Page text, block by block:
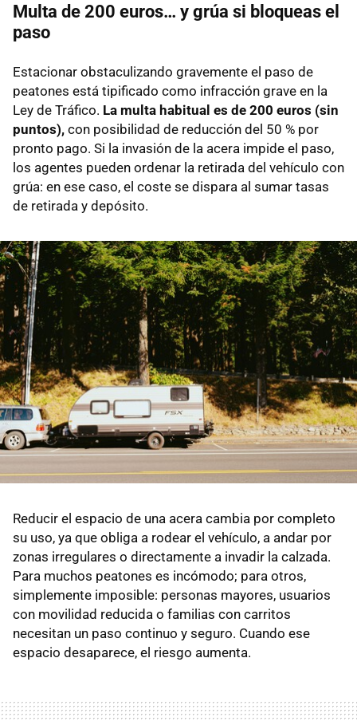
Multa de 200 euros… y grúa si bloqueas el
paso
Estacionar obstaculizando gravemente el paso de
peatones está tipificado como infracción grave en la
Ley de Tráfico. La multa habitual es de 200 euros (sin
puntos), con posibilidad de reducción del 50 % por
pronto pago. Si la invasión de la acera impide el paso,
los agentes pueden ordenar la retirada del vehículo con
grúa: en ese caso, el coste se dispara al sumar tasas
de retirada y depósito.
Reducir el espacio de una acera cambia por completo
su uso, ya que obliga a rodear el vehículo, a andar por
zonas irregulares o directamente a invadir la calzada.
Para muchos peatones es incómodo; para otros,
simplemente imposible: personas mayores, usuarios
con movilidad reducida o familias con carritos
necesitan un paso continuo y seguro. Cuando ese
espacio desaparece, el riesgo aumenta.